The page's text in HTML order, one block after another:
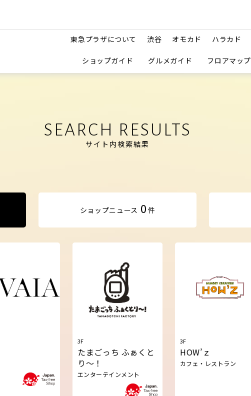
東急プラザについて 渋谷 オモカド ハラカド
ショップガイド グルメガイド フロアマップ
SEARCH RESULTS
サイト内検索結果
ショップニュース 0 件
3F
たまごっち ふぁくと
り～！
エンターテインメント
3F
HOW’ｚ
カフェ・レストラン